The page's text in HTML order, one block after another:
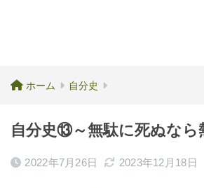
ホーム 自分史
自分史⑬～無駄に死ぬなら
2022年7月26日 2023年12月18日